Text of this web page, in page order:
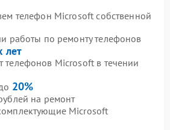
телефон Microsoft собственной
работы по ремонту телефонов
лет
Microsoft в течении
20%
на ремонт
Microsoft